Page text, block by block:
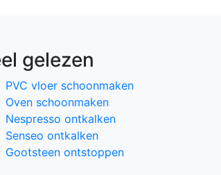
gelezen
PVC vloer schoonmaken
Oven schoonmaken
Nespresso ontkalken
Senseo ontkalken
Gootsteen ontstoppen